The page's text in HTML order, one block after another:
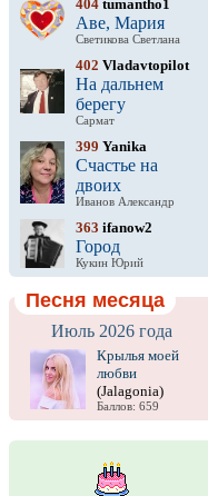
404 tumantho1
Аве, Мария
Светикова Светлана
402 Vladavtopilot
На дальнем
берегу
Сармат
399 Yanika
Счастье на
двоих
Иванов Александр
363 ifanow2
Город
Кукин Юрий
Песня месяца
Июль 2026 года
Крылья моей
любви
(Jalagonia)
Баллов: 659